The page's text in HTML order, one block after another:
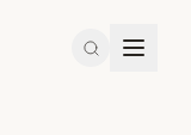
Search